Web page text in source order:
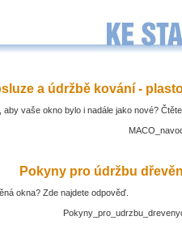
a údržbě kování -
vaše okno bylo i nadále jako nové?
Pokyny pro údržbu
okna? Zde najdete odpověď.